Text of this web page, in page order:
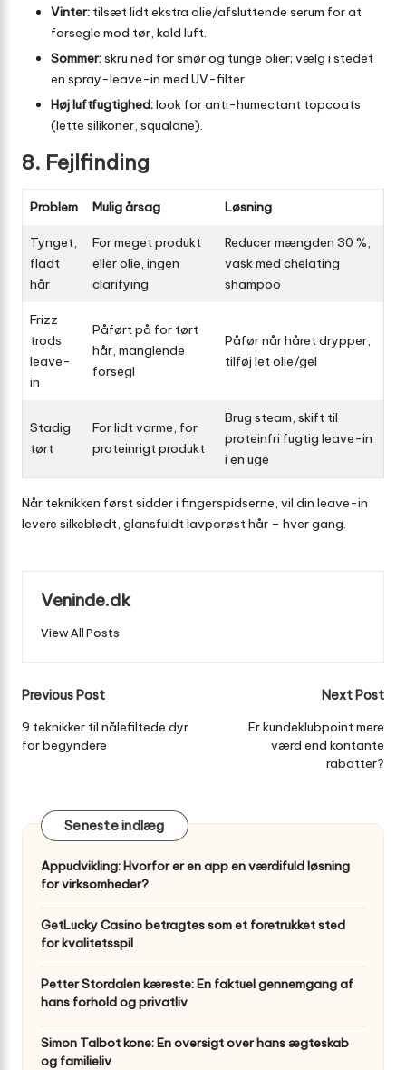
Vinter: tilsæt lidt ekstra olie/afsluttende serum for at
forsegle mod tør, kold luft.
Sommer:skru ned for smør og tunge olier; vælg i stedet
en spray-leave-in med UV-filter.
Høj luftfugtighed:look for anti-humectant topcoats
(lette silikoner, squalane).
8. Fejlfinding
Problem Mulig årsag Løsning
Tynget,
fladt
hår
For meget produkt
eller olie, ingen
clarifying
Reducer mængden 30 %,
vask med chelating
shampoo
Frizz
trods
leave-
in
Påført på for tørt
hår, manglende
forsegl
Påfør når håret drypper,
tilføj let olie/gel
Stadig
tørt
For lidt varme, for
proteinrigt produkt
Brug steam, skift til
proteinfri fugtig leave-in
i en uge
Når teknikken først sidder i fingerspidserne, vil din leave-in
levere silkeblødt, glansfuldt lavporøst hår – hver gang.
Veninde.dk
View All Posts
Post
navigation
Previous Post
9 teknikker til nålefiltede dyr
for begyndere
Next Post
Er kundeklubpoint mere
værd end kontante
rabatter?
Seneste indlæg
Appudvikling: Hvorfor er en app en værdifuld løsning
for virksomheder?
GetLucky Casino betragtes som et foretrukket sted
for kvalitetsspil
Petter Stordalen kæreste: En faktuel gennemgang af
hans forhold og privatliv
Simon Talbot kone: En oversigt over hans ægteskab
og familieliv